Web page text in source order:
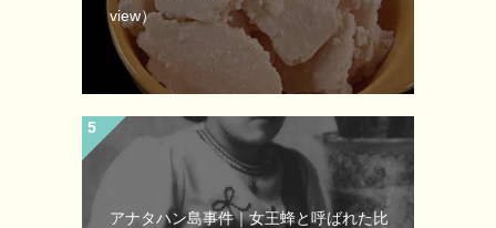
view）
アナタハン島事件｜女王蜂と呼ばれた比